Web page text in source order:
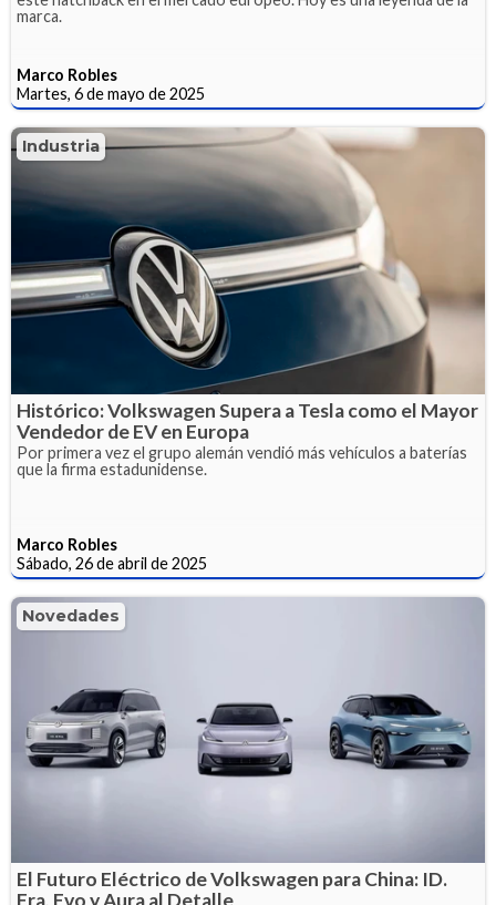
marca.
Marco Robles
Martes, 6 de mayo de 2025
Industria
Histórico: Volkswagen Supera a Tesla como el Mayor
Vendedor de EV en Europa
Por primera vez el grupo alemán vendió más vehículos a baterías
que la firma estadunidense.
Marco Robles
Sábado, 26 de abril de 2025
Novedades
El Futuro Eléctrico de Volkswagen para China: ID.